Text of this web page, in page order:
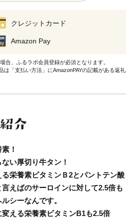
クレジットカード
Amazon Pay
合、ふるラボ会員登録が必須となります。
は「支払い方法」にAmazonPAYの記載がある返礼
！
い厚切り牛タン！
栄養素ビタミンＢ2とパントテン酸
えばのサーロインに対して2.5倍も
シーなんです。
える栄養素ビタミンB1も2.5倍